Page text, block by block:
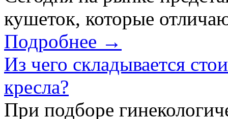
кушеток, которые
Подробнее →
Из чего складывается
кресла?
При подборе